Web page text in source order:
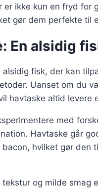
er ikke kun en fryd for
gør dem perfekte til
En alsidig
alsidig fisk, der kan
Uanset om du
havtaske altid levere
med
Havtaske går
hvilket gør den
tekstur og milde smag